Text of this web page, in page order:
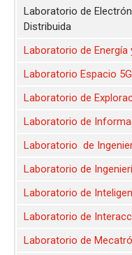
Laboratorio de
Distribuida
Laboratorio de
Laboratorio Espacio 5G
Laboratorio de
Laboratorio de
Laboratorio de
Laboratorio de
Laboratorio de
Laboratorio de
Laboratorio de